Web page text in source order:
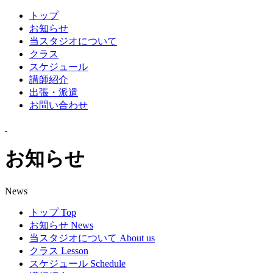
トップ
お知らせ
当スタジオについて
クラス
スケジュール
講師紹介
出張・派遣
お問い合わせ
お知らせ
News
トップ Top
お知らせ News
当スタジオについて About us
クラス Lesson
スケジュール Schedule